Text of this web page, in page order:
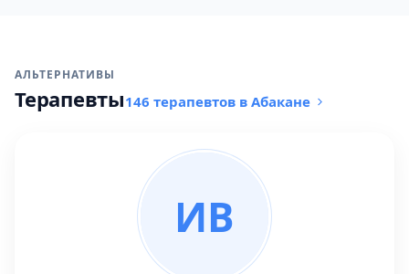
АЛЬТЕРНАТИВЫ
Терапевты146 терапевтов в Абакане
ИВ